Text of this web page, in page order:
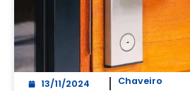
13/11/2024 Chaveiro